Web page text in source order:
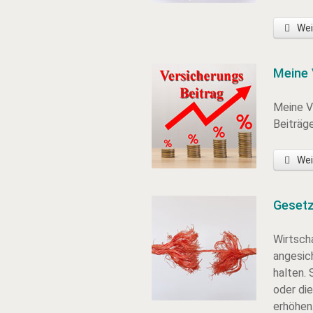
Meine
Meine
halten.
oder